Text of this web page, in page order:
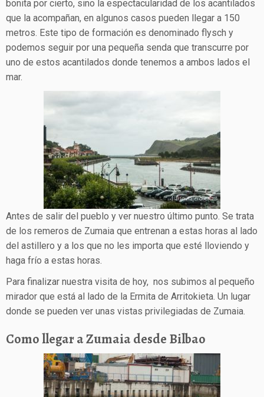
bonita por cierto, sino la espectacularidad de los acantilados
que la acompañan, en algunos casos pueden llegar a 150
metros. Este tipo de formación es denominado flysch y
podemos seguir por una pequeña senda que transcurre por
uno de estos acantilados donde tenemos a ambos lados el
mar.
Antes de salir del pueblo y ver nuestro último punto. Se trata
de los remeros de Zumaia que entrenan a estas horas al lado
del astillero y a los que no les importa que esté lloviendo y
haga frío a estas horas.
Para finalizar nuestra visita de hoy, nos subimos al pequeño
mirador que está al lado de la Ermita de Arritokieta. Un lugar
donde se pueden ver unas vistas privilegiadas de Zumaia.
Como llegar a Zumaia desde Bilbao